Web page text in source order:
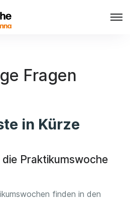
Fragen
in Kürze
Praktikumswoche
finden in den